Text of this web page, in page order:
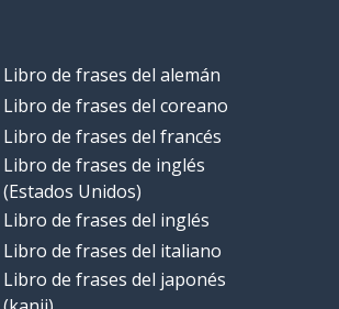
Libro de frases del alemán
Libro de frases del coreano
Libro de frases del francés
Libro de frases de inglés
(Estados Unidos)
Libro de frases del inglés
Libro de frases del italiano
Libro de frases del japonés